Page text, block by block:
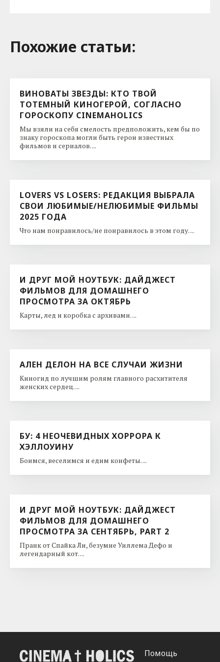
Похожие cтатьи:
ВИНОВАТЫ ЗВЕЗДЫ: КТО ТВОЙ
ТОТЕМНЫЙ КИНОГЕРОЙ, СОГЛАСНО
ГОРОСКОПУ CINEMAHOLICS
Мы взяли на себя смелость предположить, кем бы по
знаку гороскопа могли быть герои известных
фильмов и сериалов. ...
LOVERS VS LOSERS: РЕДАКЦИЯ ВЫБРАЛА
СВОИ ЛЮБИМЫЕ/НЕЛЮБИМЫЕ ФИЛЬМЫ
2025 ГОДА
Что нам понравилось/не понравилось в этом году. ...
И ДРУГ МОЙ НОУТБУК: ДАЙДЖЕСТ
ФИЛЬМОВ ДЛЯ ДОМАШНЕГО
ПРОСМОТРА ЗА ОКТЯБРЬ
Карты, лед и коробка с архивами. ...
АЛЕН ДЕЛОН НА ВСЕ СЛУЧАИ ЖИЗНИ
Киногид по лучшим ролям главного расхитителя
женских сердец. ...
БУ: 4 НЕОЧЕВИДНЫХ ХОРРОРА К
ХЭЛЛОУИНУ
Боимся, веселимся и едим конфеты. ...
И ДРУГ МОЙ НОУТБУК: ДАЙДЖЕСТ
ФИЛЬМОВ ДЛЯ ДОМАШНЕГО
ПРОСМОТРА ЗА СЕНТЯБРЬ, PART 2
Пранк от Спайка Ли, безумие Уиллема Дефо и
легендарный кот. ...
Помощь